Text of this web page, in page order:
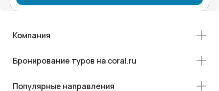
Компания
Бронирование туров на coral.ru
Популярные направления